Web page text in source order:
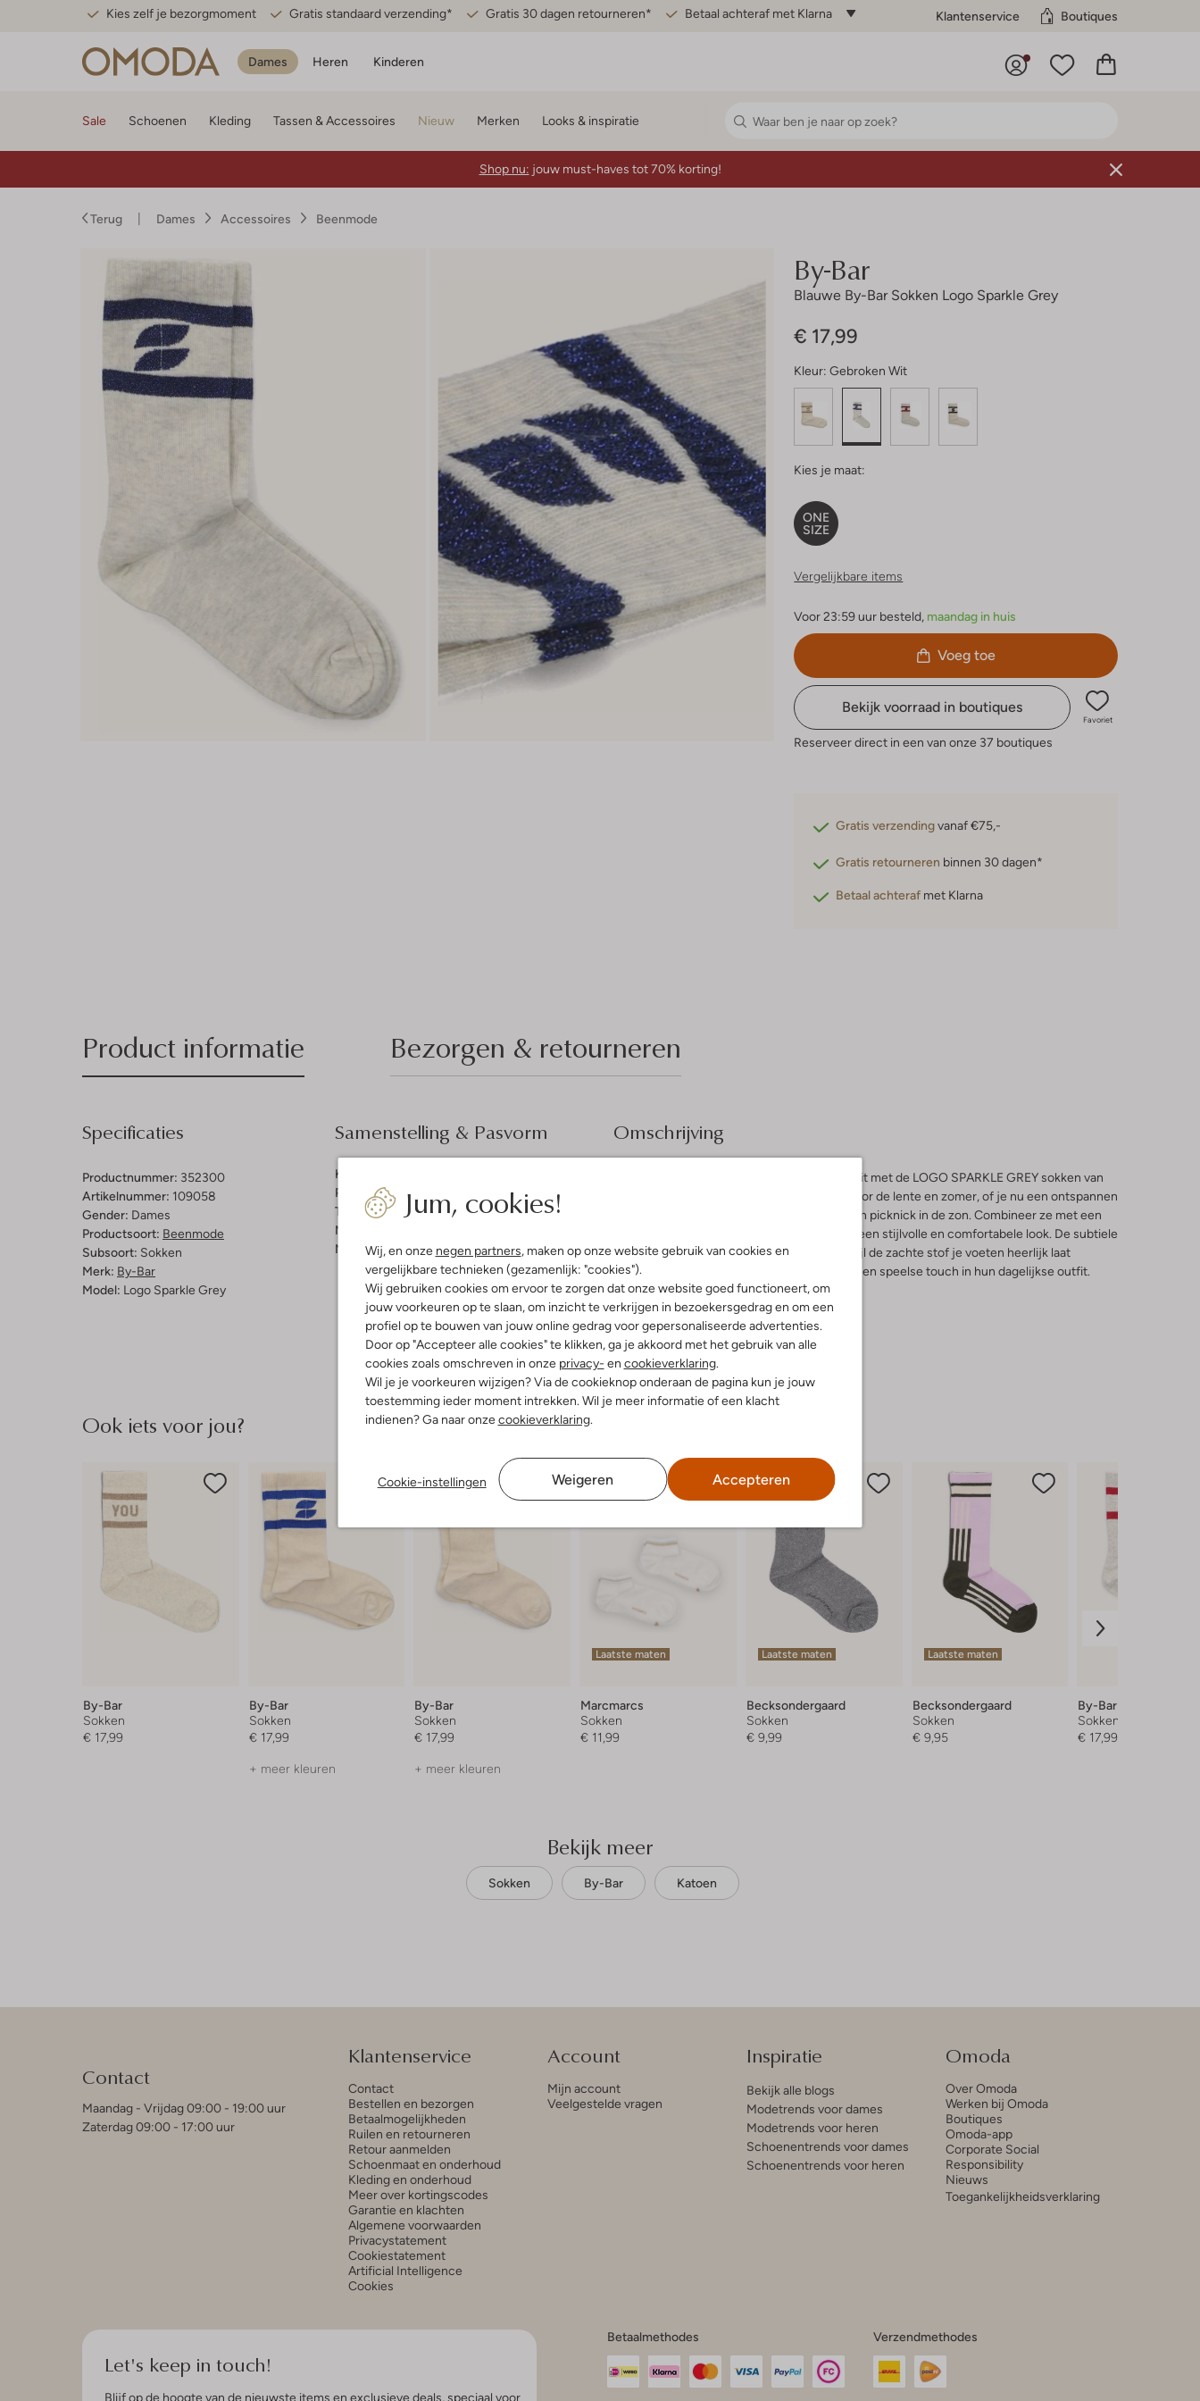
Kies zelf je bezorgmoment Gratis standaard verzending* Gratis 30 dagen retourneren* Betaal achteraf met Klarna Klantenservice Boutiques
Dames Heren Kinderen
Jum, cookies!
Wij, en onze negen partners, maken op onze website gebruik van cookies en
vergelijkbare technieken (gezamenlijk: "cookies").
Wij gebruiken cookies om ervoor te zorgen dat onze website goed functioneert, om
jouw voorkeuren op te slaan, om inzicht te verkrijgen in bezoekersgedrag en om een
profiel op te bouwen van jouw online gedrag voor gepersonaliseerde advertenties.
Door op "Accepteer alle cookies" te klikken, ga je akkoord met het gebruik van alle
cookies zoals omschreven in onze privacy- en cookieverklaring.
Wil je je voorkeuren wijzigen? Via de cookieknop onderaan de pagina kun je jouw
toestemming ieder moment intrekken. Wil je meer informatie of een klacht
indienen? Ga naar onzecookieverklaring.
Cookie-instellingen Weigeren Accepteren
Sale Schoenen Kleding Tassen & Accessoires Nieuw Merken Looks & inspiratie
Shop nu: jouw must-haves tot 70% korting!
Terug Dames Accessoires Beenmode
By-Bar
Blauwe By-Bar Sokken Logo Sparkle Grey
€ 17,99
Kleur: Gebroken Wit
Kies je maat:
ONE
SIZE
Vergelijkbare items
Voor 23:59 uur besteld, maandag in huis
Voeg toe
Bekijk voorraad in boutiques
Favoriet
Reserveer direct in een van onze 37 boutiques
Gratis verzendingvanaf €75,-
Gratis retourneren binnen 30 dagen*
Betaal achteraf met Klarna
Product informatie Bezorgen & retourneren
Specificaties
Productnummer: 352300
Artikelnummer: 109058
Gender: Dames
Productsoort: Beenmode
Subsoort: Sokken
Merk: By-Bar
Model: Logo Sparkle Grey
Samenstelling & Pasvorm
Kleur:
Print:
Grafisch, Streep
Trends:Retro Revival
Materiaal buitenkant:
Materiaal binnenkant:Katoen, Polyester
Omschrijving
Voeg een vleugje sprankeling toe aan je outfit met de LOGO SPARKLE GREY sokken van
BY-BAR. Deze blauwe sokken zijn perfect voor de lente en zomer, of je nu een ontspannen
wandeling maakt in het park of geniet van een picknick in de zon. Combineer ze met een
luchtige zomerjurk of een casual short voor een stijlvolle en comfortabele look. De subtiele
glitters geven net dat beetje extra flair, terwijl de zachte stof je voeten heerlijk laat
ademen. Ideaal voor dames die houden van een speelse touch in hun dagelijkse outfit.
Ook iets voor jou?
By-Bar
Sokken
€ 17,99
By-Bar
Sokken
€ 17,99
+ meer kleuren
By-Bar
Sokken
€ 17,99
+ meer kleuren
Laatste maten
Marcmarcs
Sokken
€ 11,99
Laatste maten
Becksondergaard
Sokken
€ 9,99
Laatste maten
Becksondergaard
Sokken
€ 9,95
By-Bar
Sokken
€ 17,99
Bekijk meer
Sokken By-Bar Katoen
Contact
Maandag - Vrijdag 09:00 - 19:00 uur
Zaterdag 09:00 - 17:00 uur
Klantenservice
Contact
Bestellen en bezorgen
Betaalmogelijkheden
Ruilen en retourneren
Retour aanmelden
Schoenmaat en onderhoud
Kleding en onderhoud
Meer over kortingscodes
Garantie en klachten
Algemene voorwaarden
Privacystatement
Cookiestatement
Artificial Intelligence
Cookies
Account
Mijn account
Veelgestelde vragen
Inspiratie
Bekijk alle blogs
Modetrends voor dames
Modetrends voor heren
Schoenentrends voor dames
Schoenentrends voor heren
Omoda
Over Omoda
Werken bij Omoda
Boutiques
Omoda-app
Corporate Social
Responsibility
Nieuws
Toegankelijkheidsverklaring
Let's keep in touch!
Blijf op de hoogte van de nieuwste items en exclusieve deals, speciaal voor
Betaalmethodes Verzendmethodes